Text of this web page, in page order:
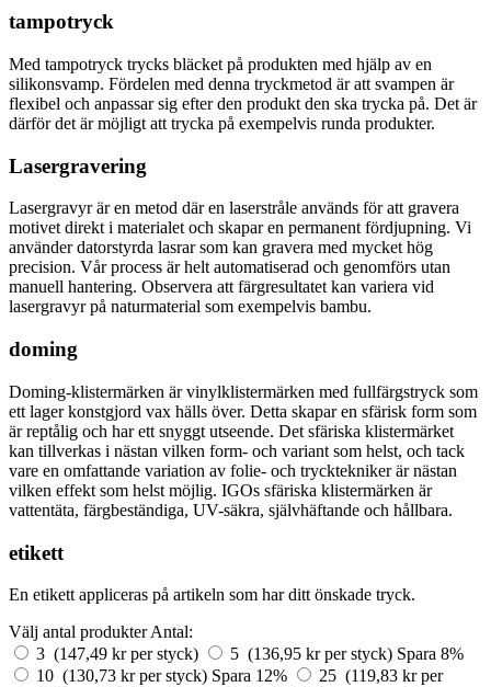
tampotryck
Med tampotryck trycks bläcket på produkten med hjälp av en
silikonsvamp. Fördelen med denna tryckmetod är att svampen är
flexibel och anpassar sig efter den produkt den ska trycka på. Det är
därför det är möjligt att trycka på exempelvis runda produkter.
Lasergravering
Lasergravyr är en metod där en laserstråle används för att gravera
motivet direkt i materialet och skapar en permanent fördjupning. Vi
använder datorstyrda lasrar som kan gravera med mycket hög
precision. Vår process är helt automatiserad och genomförs utan
manuell hantering. Observera att färgresultatet kan variera vid
lasergravyr på naturmaterial som exempelvis bambu.
doming
Doming-klistermärken är vinylklistermärken med fullfärgstryck som
ett lager konstgjord vax hälls över. Detta skapar en sfärisk form som
är reptålig och har ett snyggt utseende. Det sfäriska klistermärket
kan tillverkas i nästan vilken form- och variant som helst, och tack
vare en omfattande variation av folie- och trycktekniker är nästan
vilken effekt som helst möjlig. IGOs sfäriska klistermärken är
vattentäta, färgbeständiga, UV-säkra, självhäftande och hållbara.
etikett
En etikett appliceras på artikeln som har ditt önskade tryck.
Välj antal produkter Antal:
3 (147,49 kr per styck)
5 (136,95 kr per styck) Spara 8%
10 (130,73 kr per styck) Spara 12%
25 (119,83 kr per